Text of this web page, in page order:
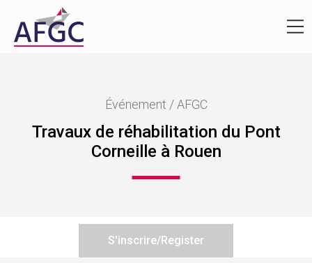
Événement / AFGC
Travaux de réhabilitation du Pont
Corneille à Rouen
S'inscrire/Register